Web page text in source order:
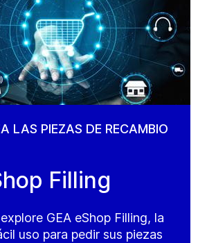
LAS PIEZAS DE RECAMBIO
Filling
GEA eShop Filling, la
uso para pedir sus piezas